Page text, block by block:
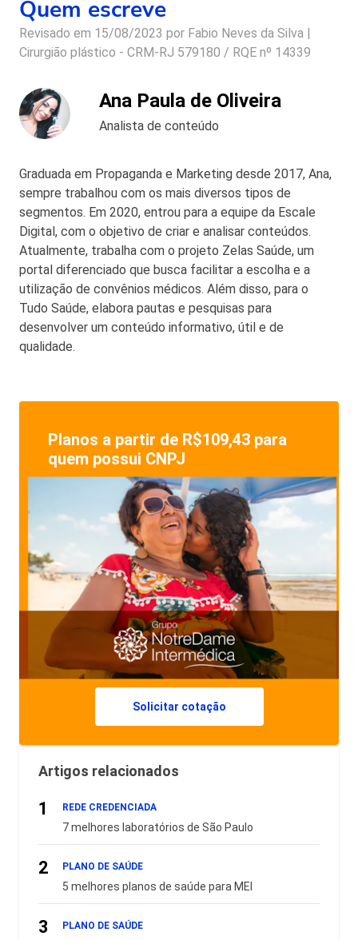
Quem escreve
Revisado em 15/08/2023 por Fabio Neves da Silva |
Cirurgião plástico - CRM-RJ 579180 / RQE nº 14339
Ana Paula de Oliveira
Analista de conteúdo
Graduada em Propaganda e Marketing desde 2017, Ana,
sempre trabalhou com os mais diversos tipos de
segmentos. Em 2020, entrou para a equipe da Escale
Digital, com o objetivo de criar e analisar conteúdos.
Atualmente, trabalha com o projeto Zelas Saúde, um
portal diferenciado que busca facilitar a escolha e a
utilização de convênios médicos. Além disso, para o
Tudo Saúde, elabora pautas e pesquisas para
desenvolver um conteúdo informativo, útil e de
qualidade.
Planos a partir de R$109,43 para
quem possui CNPJ
Solicitar cotação
Artigos relacionados
1 REDE CREDENCIADA
7 melhores laboratórios de São Paulo
2 PLANO DE SAÚDE
5 melhores planos de saúde para MEI
3 PLANO DE SAÚDE